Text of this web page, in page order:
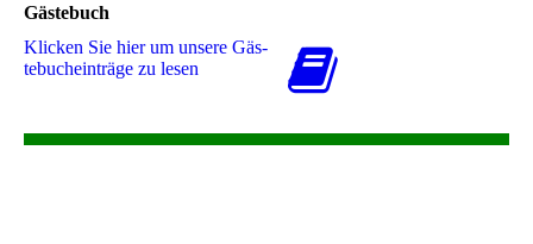
Gästebuch
Klicken Sie hier um unsere Gäs­
te­buch­ein­trä­ge zu lesen